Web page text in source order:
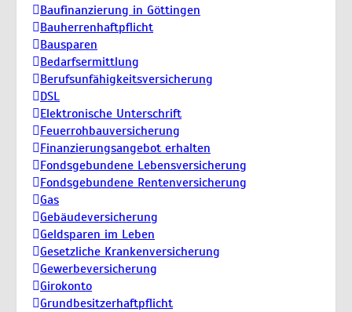
Baufinanzierung in Göttingen
Bauherrenhaftpflicht
Bausparen
Bedarfsermittlung
Berufs­unfähigkeitsversicherung
DSL
Elektronische Unterschrift
Feuerrohbauversicherung
Finanzierungsangebot erhalten
Fondsgebundene Lebensversicherung
Fondsgebundene Rentenversicherung
Gas
Gebäudeversicherung
Geldsparen im Leben
Gesetzliche Krankenversicherung
Gewerbeversicherung
Girokonto
Grundbesitzerhaftpflicht